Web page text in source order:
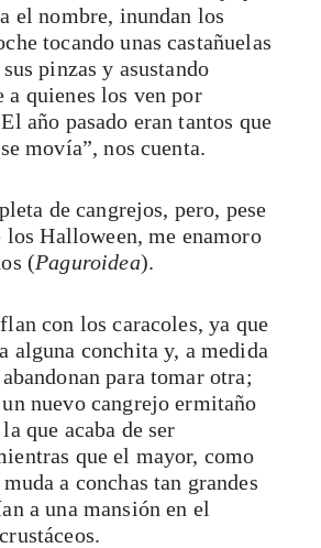
el nombre, inundan los
tocando unas castañuelas
pinzas y asustando
a quienes los ven por
año pasado eran tantos que
movía”, nos cuenta.
de cangrejos, pero, pese
los Halloween, me enamoro
(Paguroidea).
con los caracoles, ya que
alguna conchita y, a medida
para tomar otra;
nuevo cangrejo ermitaño
que acaba de ser
que el mayor, como
a conchas tan grandes
a una mansión en el